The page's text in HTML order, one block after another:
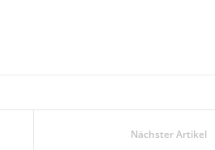
Nächster Artikel